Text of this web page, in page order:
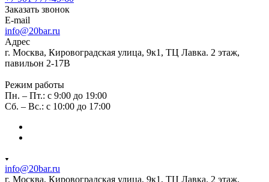
Заказать звонок
E-mail
info@20bar.ru
Адрес
г. Москва, Кировоградская улица, 9к1, ТЦ Лавка. 2 этаж,
павильон 2-17В
Режим работы
Пн. – Пт.: с 9:00 до 19:00
Сб. – Вс.: с 10:00 до 17:00
info@20bar.ru
г. Москва, Кировоградская улица, 9к1, ТЦ Лавка. 2 этаж,